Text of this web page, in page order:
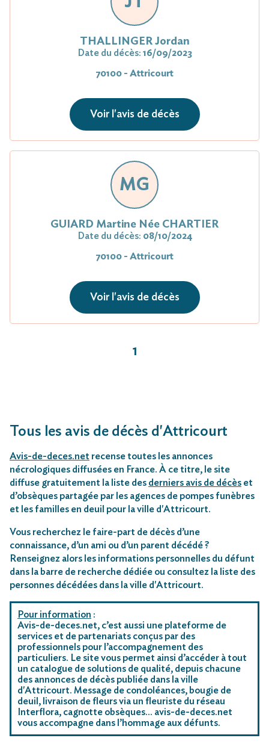
THALLINGER Jordan
Date du décès: 16/09/2023
70100 - Attricourt
Voir l'avis de décès
MG
GUIARD Martine Née CHARTIER
Date du décès: 08/10/2024
70100 - Attricourt
Voir l'avis de décès
1
Tous les avis de décès d'Attricourt
Avis-de-deces.net recense toutes les annonces
nécrologiques diffusées en France. À ce titre, le site
diffuse gratuitement la liste des derniers avis de décès et
d’obsèques partagée par les agences de pompes funèbres
et les familles en deuil pour la ville d'Attricourt.
Vous recherchez le faire-part de décès d’une
connaissance, d’un ami ou d’un parent décédé ?
Renseignez alors les informations personnelles du défunt
dans la barre de recherche dédiée ou consultez la liste des
personnes décédées dans la ville d'Attricourt.
Pour information :
Avis-de-deces.net, c’est aussi une plateforme de
services et de partenariats conçus par des
professionnels pour l’accompagnement des
particuliers. Le site vous permet ainsi d’accéder à tout
un catalogue de solutions de qualité, depuis chacune
des annonces de décès publiée dans la ville
d'Attricourt. Message de condoléances, bougie de
deuil, livraison de fleurs via un fleuriste du réseau
Interflora, cagnotte obsèques… avis-de-deces.net
vous accompagne dans l’hommage aux défunts.